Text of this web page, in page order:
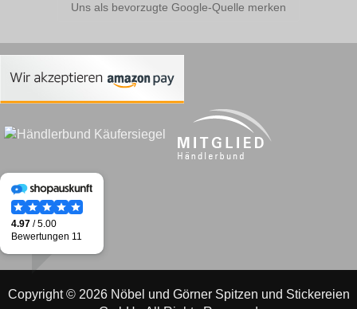
Uns als bevorzugte Google-Quelle merken
Copyright © 2026 Nöbel und Görner Spitzen und Stickereien